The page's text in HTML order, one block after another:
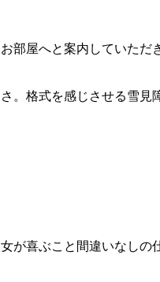
屋へと案内していた
。格式を感じさせる雪
喜ぶこと間違いなしの